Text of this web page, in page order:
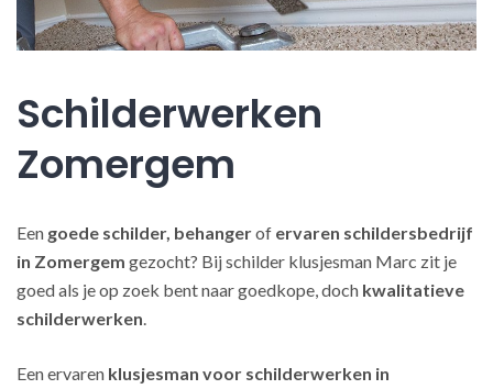
Schilderwerken
Zomergem
Een goede schilder, behangerof ervaren schildersbedrijf
in Zomergem gezocht? Bij schilder klusjesman Marc zit je
goed als je op zoek bent naar goedkope, doch kwalitatieve
schilderwerken.
Een ervaren klusjesman voor schilderwerken in